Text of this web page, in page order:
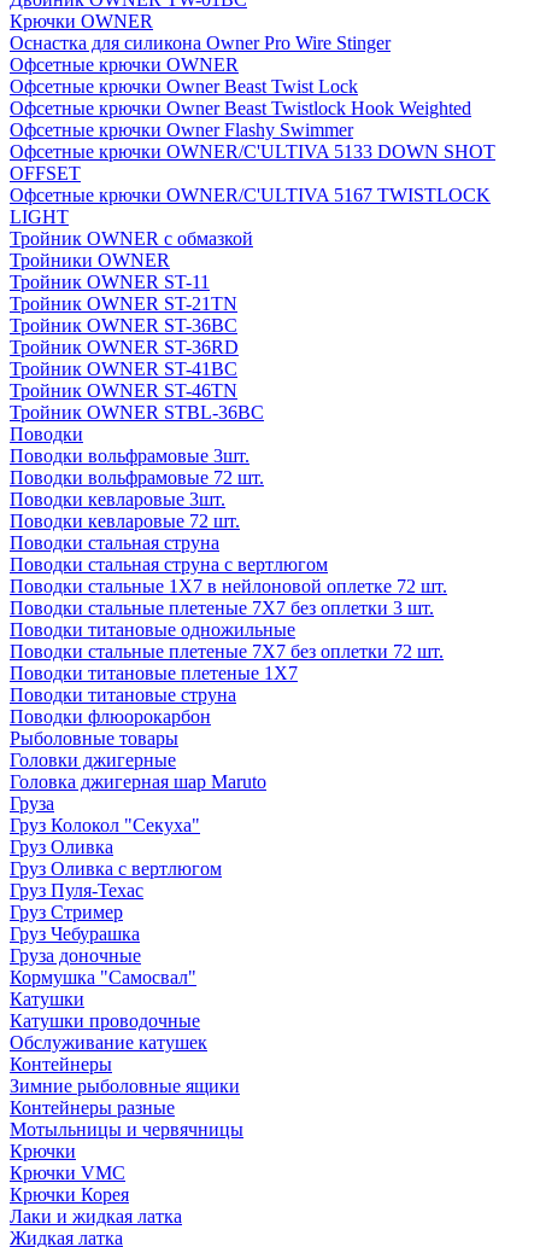
Крючки OWNER
Оснастка для силикона Owner Pro Wire Stinger
Офсетные крючки OWNER
Офсетные крючки Owner Beast Twist Lock
Офсетные крючки Owner Beast Twistlock Hook Weighted
Офсетные крючки Owner Flashy Swimmer
Офсетные крючки OWNER/C'ULTIVA 5133 DOWN SHOT
OFFSET
Офсетные крючки OWNER/C'ULTIVA 5167 TWISTLOCK
LIGHT
Тройник OWNER с обмазкой
Тройники OWNER
Тройник OWNER ST-11
Тройник OWNER ST-21TN
Тройник OWNER ST-36BC
Тройник OWNER ST-36RD
Тройник OWNER ST-41BC
Тройник OWNER ST-46TN
Тройник OWNER STBL-36BC
Поводки
Поводки вольфрамовые 3шт.
Поводки вольфрамовые 72 шт.
Поводки кевларовые 3шт.
Поводки кевларовые 72 шт.
Поводки стальная струна
Поводки стальная струна с вертлюгом
Поводки стальные 1X7 в нейлоновой оплетке 72 шт.
Поводки стальные плетеные 7X7 без оплетки 3 шт.
Поводки титановые одножильные
Поводки стальные плетеные 7X7 без оплетки 72 шт.
Поводки титановые плетеные 1X7
Поводки титановые струна
Поводки флюорокарбон
Рыболовные товары
Головки джигерные
Головка джигерная шар Maruto
Груза
Груз Колокол "Секуха"
Груз Оливка
Груз Оливка с вертлюгом
Груз Пуля-Техас
Груз Стример
Груз Чебурашка
Груза доночные
Кормушка "Самосвал"
Катушки
Катушки проводочные
Обслуживание катушек
Контейнеры
Зимние рыболовные ящики
Контейнеры разные
Мотыльницы и червячницы
Крючки
Крючки VMC
Крючки Корея
Лаки и жидкая латка
Жидкая латка